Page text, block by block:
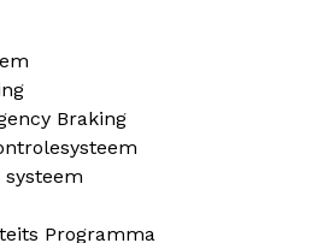
Braking
Programma